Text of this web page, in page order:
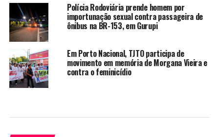
Polícia Rodoviária prende homem por
importunação sexual contra passageira de
ônibus na BR-153, em Gurupi
Em Porto Nacional, TJTO participa de
movimento em memória de Morgana Vieira e
contra o feminicídio